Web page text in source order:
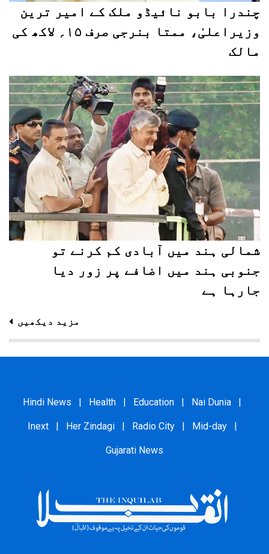
چندرا بابو نائیڈو ملک کے امیر ترین
وزیراعلیٰ، ممتا بنرجی صرف ۱۵؍ لاکھ کی
مالک
شمالی ہند میں آبادی کم کرنے تو
جنوبی ہند میں اضافے پر زور دیا
جارہا ہے
مزید دیکھیں
Hindi News | Health | Education | Nai Dunia |
Inext | Her Zindagi | Radio City | Mid-day |
Gujarati News